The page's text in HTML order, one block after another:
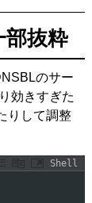
抜粋
のサー
効きすぎた
りして調整
Shell